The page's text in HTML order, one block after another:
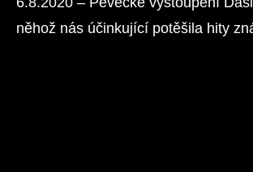
něhož nás účinkující potěšila hity